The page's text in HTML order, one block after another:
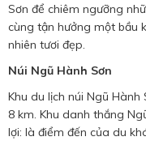
Sơn để chiêm ngưỡng
cùng tận hưởng một bầu
nhiên tươi đẹp.
Núi Ngũ Hành Sơn
Khu du lịch núi Ngũ
8 km. Khu danh thắng
lợi: là điểm đến của du